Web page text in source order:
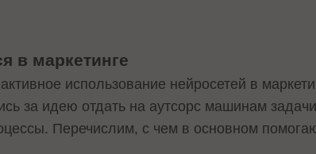
в маркетинге
использование нейросетей в
за идею отдать на аутсорс машинам
Перечислим, с чем в основном